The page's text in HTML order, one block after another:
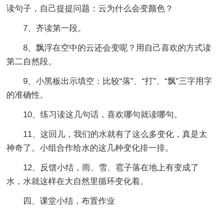
读句子，自己提提问题：云为什么会变颜色？
7、齐读第一段。
8、飘浮在空中的云还会变呢？用自己喜欢的方式读
第二自然段。
9、小黑板出示填空：比较“落”、“打”、“飘”三字用字
的准确性。
10、练习读这几句话，喜欢哪句就读哪句。
11、这回儿，我们的水就有了这么多变化，真是太
神奇了。小组合作给水的这几种变化排一排。
12、反馈小结，雨、雪、雹子落在地上有变成了
水，水就这样在大自然里循环变化着。
四、课堂小结，布置作业